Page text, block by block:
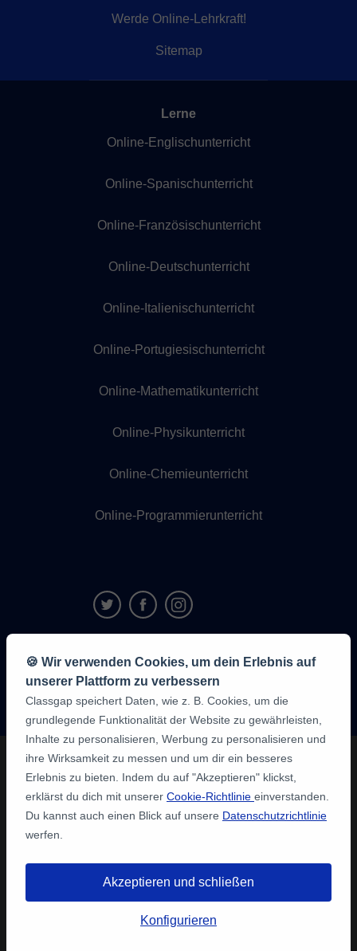
Werde Online-Lehrkraft!
Sitemap
Lerne
Online-Englischunterricht
Online-Spanischunterricht
Online-Französischunterricht
Online-Deutschunterricht
Online-Italienischunterricht
Online-Portugiesischunterricht
Online-Mathematikunterricht
Online-Physikunterricht
Online-Chemieunterricht
Online-Programmierunterricht
9,6/10
1,339,284
Schüler:innen
🍪 Wir verwenden Cookies, um dein Erlebnis auf
unserer Plattform zu verbessern
Classgap speichert Daten, wie z. B. Cookies, um die
grundlegende Funktionalität der Website zu gewährleisten,
Inhalte zu personalisieren, Werbung zu personalisieren und
ihre Wirksamkeit zu messen und um dir ein besseres
Erlebnis zu bieten. Indem du auf "Akzeptieren" klickst,
erklärst du dich mit unserer Cookie-Richtlinie einverstanden.
Du kannst auch einen Blick auf unsere Datenschutzrichtlinie
werfen.
Akzeptieren und schließen
Konfigurieren